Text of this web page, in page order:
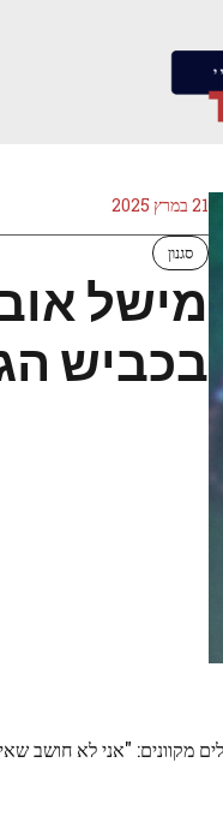
21 במרץ 2025
סגנון
מישל
בכביש
מקוונים: "אני לא חושב